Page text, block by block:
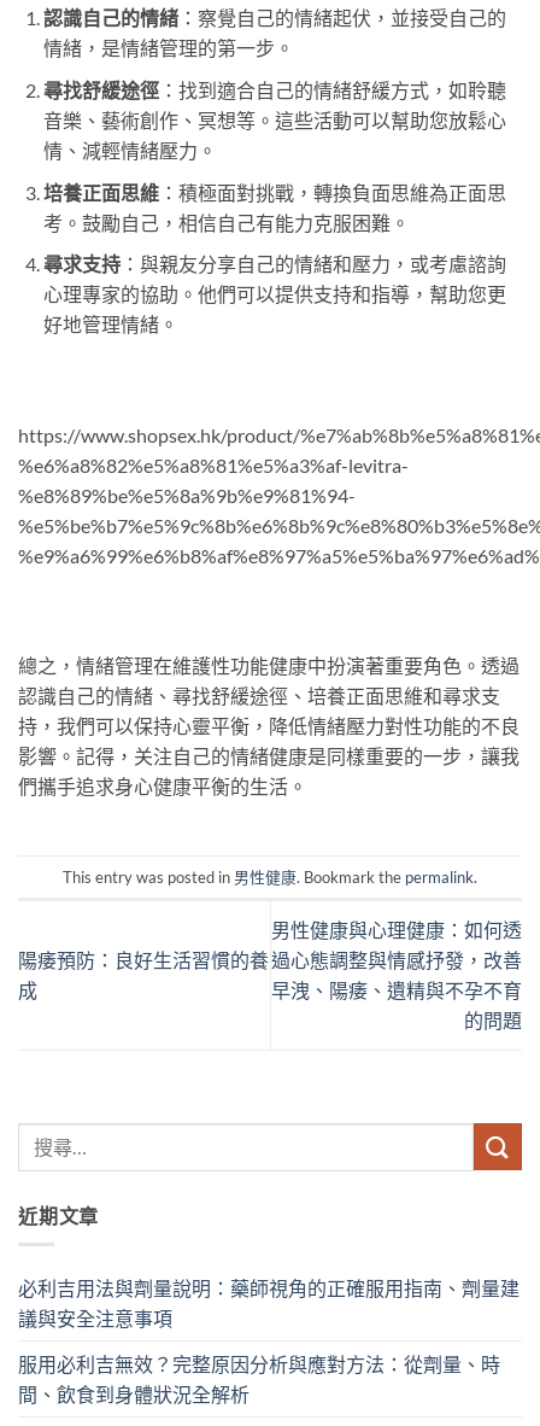
認識自己的情緒：察覺自己的情緒起伏，並接受自己的
情緒，是情緒管理的第一步。
尋找舒緩途徑：找到適合自己的情緒舒緩方式，如聆聽
音樂、藝術創作、冥想等。這些活動可以幫助您放鬆心
情、減輕情緒壓力。
培養正面思維：積極面對挑戰，轉換負面思維為正面思
考。鼓勵自己，相信自己有能力克服困難。
尋求支持：與親友分享自己的情緒和壓力，或考慮諮詢
心理專家的協助。他們可以提供支持和指導，幫助您更
好地管理情緒。
https://www.shopsex.hk/product/
%e6%a8%82%e5%a8%81%e5%a3%af-levitra-
%e8%89%be%e5%8a%9b%e9%81%94-
總之，情緒管理在維護性功能健康中扮演著重要角色。透過
認識自己的情緒、尋找舒緩途徑、培養正面思維和尋求支
持，我們可以保持心靈平衡，降低情緒壓力對性功能的不良
影響。記得，关注自己的情緒健康是同樣重要的一步，讓我
們攜手追求身心健康平衡的生活。
This entry was posted in 男性健康. Bookmark the permalink.
陽痿預防：良好生活習慣的養
成
男性健康與心理健康：如何透
過心態調整與情感抒發，改善
早洩、陽痿、遺精與不孕不育
的問題
近期文章
必利吉用法與劑量說明：藥師視角的正確服用指南、劑量建
議與安全注意事項
服用必利吉無效？完整原因分析與應對方法：從劑量、時
間、飲食到身體狀況全解析